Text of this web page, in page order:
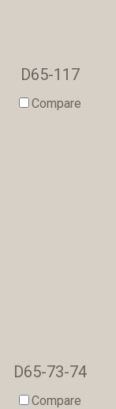
D65-117
Compare
D65-73-74
Compare